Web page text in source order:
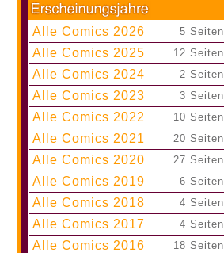
Alle Comics 2026 5 Seiten
Alle Comics 2025 12 Seiten
Alle Comics 2024 2 Seiten
Alle Comics 2023 3 Seiten
Alle Comics 2022 10 Seiten
Alle Comics 2021 20 Seiten
Alle Comics 2020 27 Seiten
Alle Comics 2019 6 Seiten
Alle Comics 2018 4 Seiten
Alle Comics 2017 4 Seiten
Alle Comics 2016 18 Seiten